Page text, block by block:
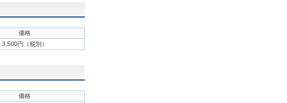
価格
3,500円（税別）
価格